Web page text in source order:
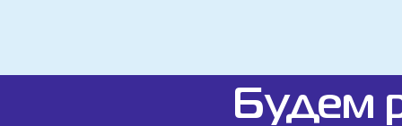
Будем